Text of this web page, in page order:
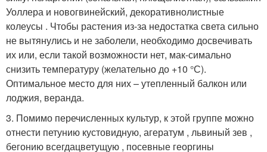
Уоллера и новогвинейский, декоративнолистные
колеусы . Чтобы растения из-за недостатка света сильно
не вытянулись и не заболели, необходимо досвечивать
их или, если такой возможности нет, мак-симально
снизить температуру (желательно до +10 °С).
Оптимальное место для них – утепленный балкон или
лоджия, веранда.
3. Помимо перечисленных культур, к этой группе можно
отнести петунию кустовидную, агератум , львиный зев ,
бегонию всегдацветущую , посевные георгины